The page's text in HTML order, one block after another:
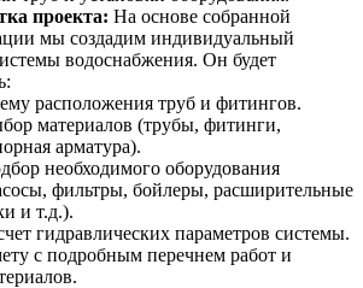
проекта: На основе собранной
мы создадим индивидуальный
водоснабжения. Он будет
расположения труб и фитингов.
материалов (трубы, фитинги,
арматура).
необходимого оборудования
фильтры, бойлеры, расширительные
и т.д.).
гидравлических параметров системы.
с подробным перечнем работ и